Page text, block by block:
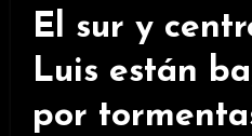
El sur y
Luis están
por